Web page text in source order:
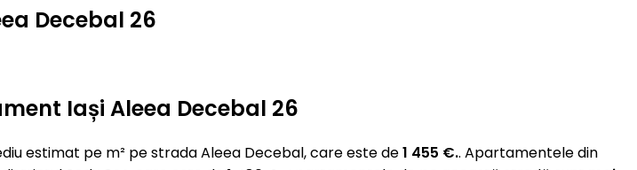
Decebal 26
Iași Aleea Decebal 26
estimat pe m² pe strada Aleea Decebal, care este de1 455 €.. Apartamentele din